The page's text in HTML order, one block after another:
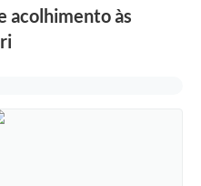
acolhimento às